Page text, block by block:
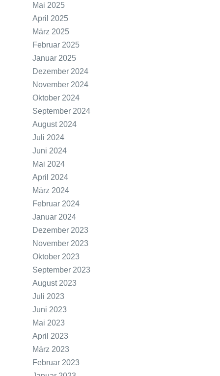
Mai 2025
April 2025
März 2025
Februar 2025
Januar 2025
Dezember 2024
November 2024
Oktober 2024
September 2024
August 2024
Juli 2024
Juni 2024
Mai 2024
April 2024
März 2024
Februar 2024
Januar 2024
Dezember 2023
November 2023
Oktober 2023
September 2023
August 2023
Juli 2023
Juni 2023
Mai 2023
April 2023
März 2023
Februar 2023